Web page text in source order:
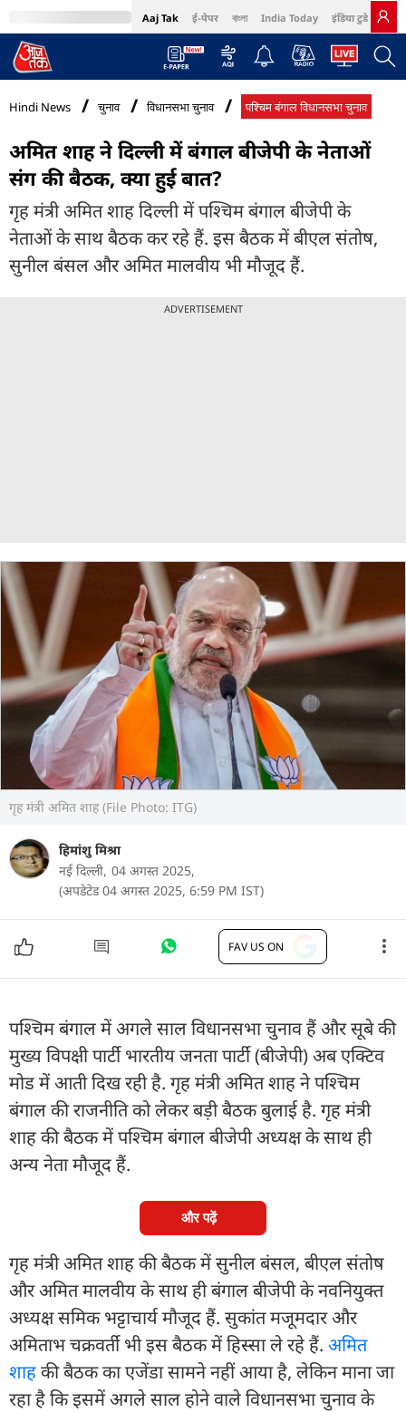
Aaj Tak ई-पेपर বাংলা India Today इंडिया टुडे हिंदी
MumbaiTak Cosmopolitan Harper's Bazaar Northeast
Hindi News चुनाव विधानसभा चुनाव पश्चिम बंगाल विधानसभा चुनाव
अमित शाह ने दिल्ली में बंगाल बीजेपी के नेताओं
संग की बैठक, क्या हुई बात?
गृह मंत्री अमित शाह दिल्ली में पश्चिम बंगाल बीजेपी के
नेताओं के साथ बैठक कर रहे हैं. इस बैठक में बीएल संतोष,
सुनील बंसल और अमित मालवीय भी मौजूद हैं.
ADVERTISEMENT
गृह मंत्री अमित शाह (File Photo: ITG)
हिमांशु मिश्रा
नई दिल्ली, 04 अगस्त 2025,
(अपडेटेड 04 अगस्त 2025, 6:59 PM IST)
FAV US ON
पश्चिम बंगाल में अगले साल विधानसभा चुनाव हैं और सूबे की
मुख्य विपक्षी पार्टी भारतीय जनता पार्टी (बीजेपी) अब एक्टिव
मोड में आती दिख रही है. गृह मंत्री अमित शाह ने पश्चिम
बंगाल की राजनीति को लेकर बड़ी बैठक बुलाई है. गृह मंत्री
शाह की बैठक में पश्चिम बंगाल बीजेपी अध्यक्ष के साथ ही
अन्य नेता मौजूद हैं.
और पढ़ें
गृह मंत्री अमित शाह की बैठक में सुनील बंसल, बीएल संतोष
और अमित मालवीय के साथ ही बंगाल बीजेपी के नवनियुक्त
अध्यक्ष समिक भट्टाचार्य मौजूद हैं. सुकांत मजूमदार और
अमिताभ चक्रवर्ती भी इस बैठक में हिस्सा ले रहे हैं. अमित
शाहकी बैठक का एजेंडा सामने नहीं आया है, लेकिन माना जा
रहा है कि इसमें अगले साल होने वाले विधानसभा चुनाव के